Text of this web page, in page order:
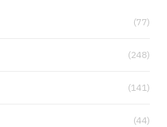
(77)
(248)
(141)
(44)